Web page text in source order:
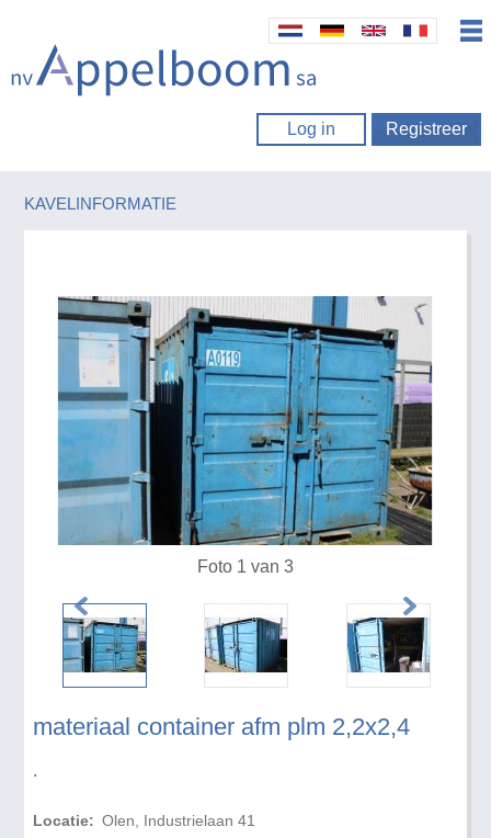
Log in Registreer
KAVELINFORMATIE
materiaal container afm plm 2,2x2,4
.
Locatie: Olen, Industrielaan 41
Foto 1 van 3